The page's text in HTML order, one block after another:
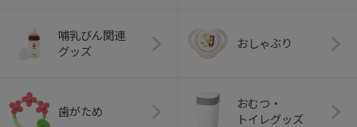
哺乳びん関連
グッズ
おしゃぶり
歯がため
おむつ・
トイレグッズ